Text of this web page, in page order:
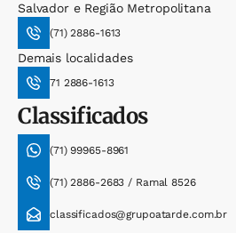
Salvador e Região Metropolitana
(71) 2886-1613
Demais localidades
71 2886-1613
Classificados
(71) 99965-8961
(71) 2886-2683 / Ramal 8526
classificados@grupoatarde.com.br